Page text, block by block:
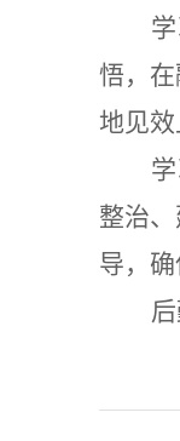
悟，
地见
整治
导，